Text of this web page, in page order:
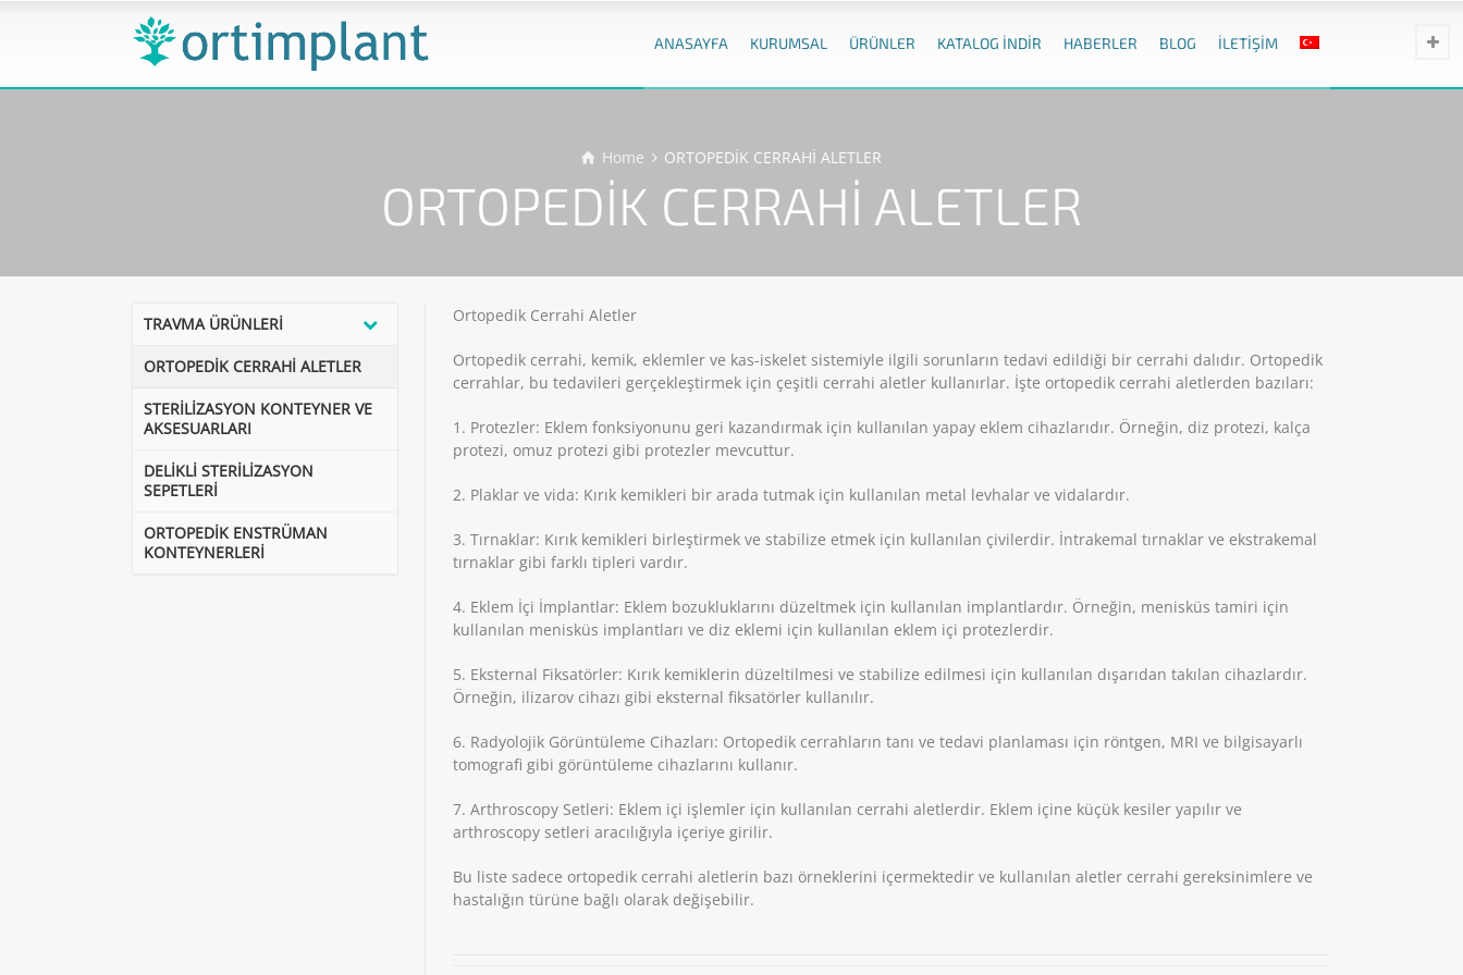
ANASAYFA KURUMSAL ÜRÜNLER KATALOG İNDİR HABERLER BLOG İLETİŞİM
Home ORTOPEDİK CERRAHİ ALETLER
ORTOPEDİK CERRAHİ ALETLER
Ortopedik Cerrahi Aletler
Ortopedik cerrahi, kemik, eklemler ve kas-iskelet sistemiyle ilgili sorunların tedavi edildiği bir cerrahi dalıdır. Ortopedik
cerrahlar, bu tedavileri gerçekleştirmek için çeşitli cerrahi aletler kullanırlar. İşte ortopedik cerrahi aletlerden bazıları:
1. Protezler: Eklem fonksiyonunu geri kazandırmak için kullanılan yapay eklem cihazlarıdır. Örneğin, diz protezi, kalça
protezi, omuz protezi gibi protezler mevcuttur.
2. Plaklar ve vida: Kırık kemikleri bir arada tutmak için kullanılan metal levhalar ve vidalardır.
3. Tırnaklar: Kırık kemikleri birleştirmek ve stabilize etmek için kullanılan çivilerdir. İntrakemal tırnaklar ve ekstrakemal
tırnaklar gibi farklı tipleri vardır.
4. Eklem İçi İmplantlar: Eklem bozukluklarını düzeltmek için kullanılan implantlardır. Örneğin, menisküs tamiri için
kullanılan menisküs implantları ve diz eklemi için kullanılan eklem içi protezlerdir.
5. Eksternal Fiksatörler: Kırık kemiklerin düzeltilmesi ve stabilize edilmesi için kullanılan dışarıdan takılan cihazlardır.
Örneğin, ilizarov cihazı gibi eksternal fiksatörler kullanılır.
6. Radyolojik Görüntüleme Cihazları: Ortopedik cerrahların tanı ve tedavi planlaması için röntgen, MRI ve bilgisayarlı
tomografi gibi görüntüleme cihazlarını kullanır.
7. Arthroscopy Setleri: Eklem içi işlemler için kullanılan cerrahi aletlerdir. Eklem içine küçük kesiler yapılır ve
arthroscopy setleri aracılığıyla içeriye girilir.
Bu liste sadece ortopedik cerrahi aletlerin bazı örneklerini içermektedir ve kullanılan aletler cerrahi gereksinimlere ve
hastalığın türüne bağlı olarak değişebilir.
TRAVMA ÜRÜNLERİ
ORTOPEDİK CERRAHİ ALETLER
STERİLİZASYON KONTEYNER VE
AKSESUARLARI
DELİKLİ STERİLİZASYON
SEPETLERİ
ORTOPEDİK ENSTRÜMAN
KONTEYNERLERİ